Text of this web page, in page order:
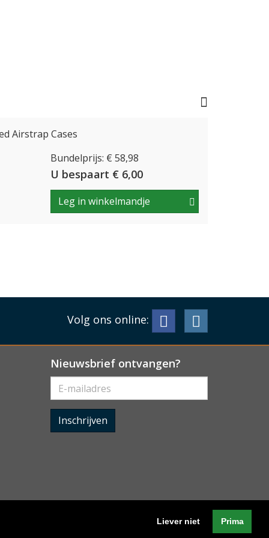
Liever niet Prima
Airstrap Cases
Bundelprijs: € 58,98
U bespaart € 6,00
Leg in winkelmandje
Volg ons online:
Nieuwsbrief ontvangen?
Inschrijven
Privacyverklaring